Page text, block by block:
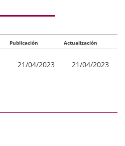
Publicación Actualización
21/04/2023 21/04/2023